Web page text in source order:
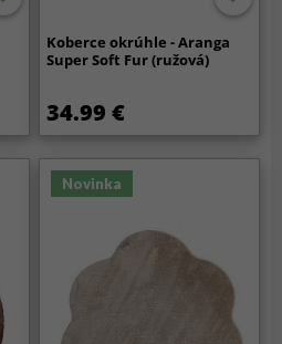
Koberce okrúhle - Aranga
Super Soft Fur (ružová)
34.99 €
Novinka